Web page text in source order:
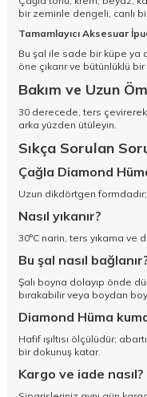
bir zeminle dengeli, canlı
Tamamlayıcı Aksesuar
Bu şal ile sade bir küpe ya
öne çıkarır ve bütünlüklü
Bakım ve Uzun
30 derecede, ters çevirerek
arka yüzden ütüleyin.
Sıkça Sorulan
Çağla Diamond
Uzun dikdörtgen
Nasıl yıkanır?
30°C narin, ters yıkama ve
Bu şal nasıl
Şalı boyna dolayıp önde
bırakabilir veya boydan
Diamond Hüma
Hafif ışıltısı ölçülüdür;
bir dokunuş katar.
Kargo ve iade nasıl?